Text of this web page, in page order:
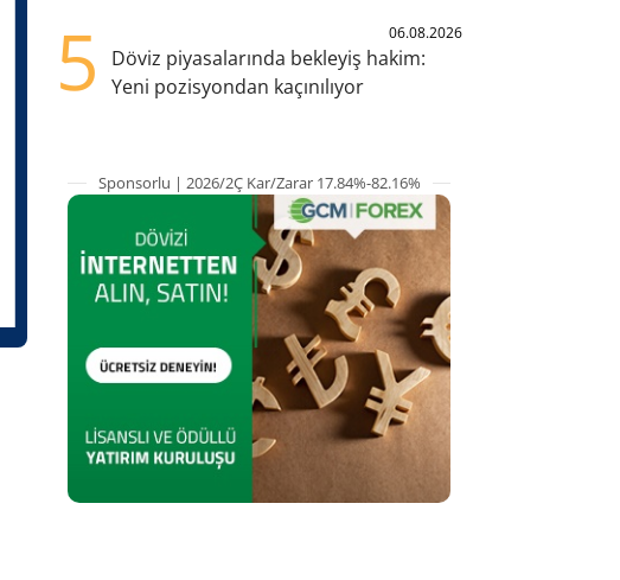
5 06.08.2026
Döviz piyasalarında bekleyiş hakim:
Yeni pozisyondan kaçınılıyor
Sponsorlu | 2026/2Ç Kar/Zarar 17.84%-82.16%